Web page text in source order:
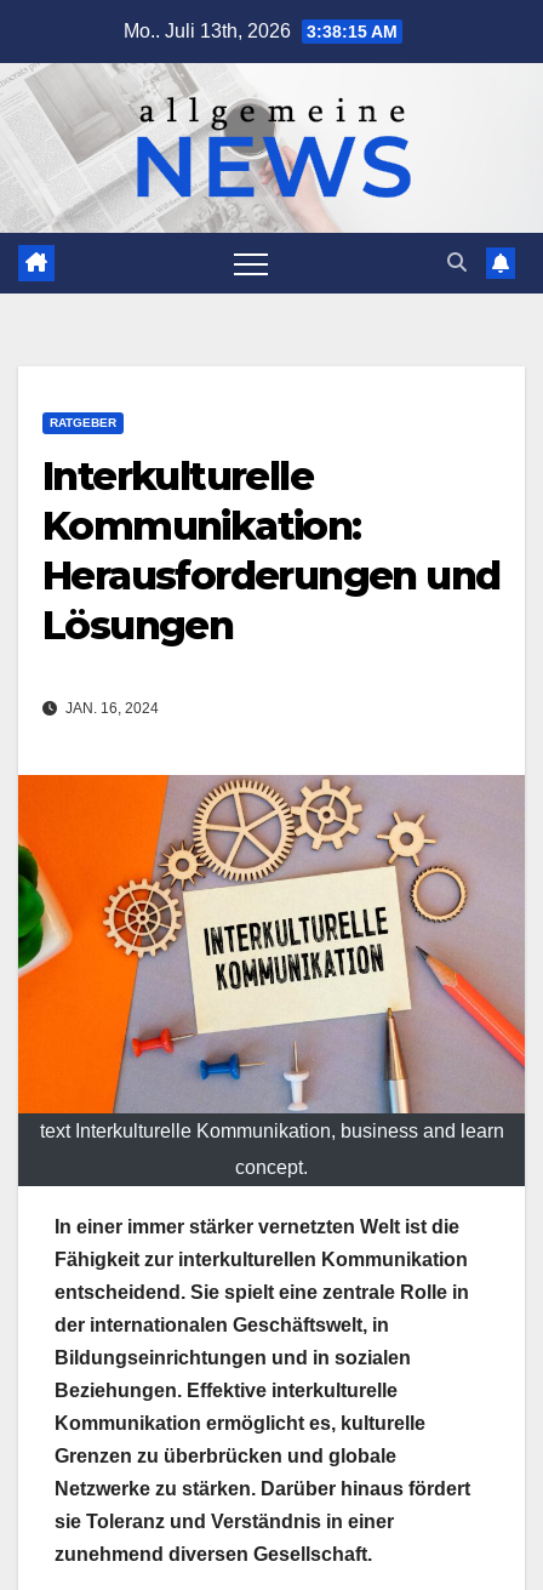
springen
Mo.. Juli 13th, 2026 3:38:16 AM
RATGEBER
Interkulturelle
Kommunikation:
Herausforderungen und
Lösungen
JAN. 16, 2024
text Interkulturelle Kommunikation, business and learn
concept.
In einer immer stärker vernetzten Welt ist die
Fähigkeit zur interkulturellen Kommunikation
entscheidend. Sie spielt eine zentrale Rolle in
der internationalen Geschäftswelt, in
Bildungseinrichtungen und in sozialen
Beziehungen. Effektive interkulturelle
Kommunikation ermöglicht es, kulturelle
Grenzen zu überbrücken und globale
Netzwerke zu stärken. Darüber hinaus fördert
sie Toleranz und Verständnis in einer
zunehmend diversen Gesellschaft.